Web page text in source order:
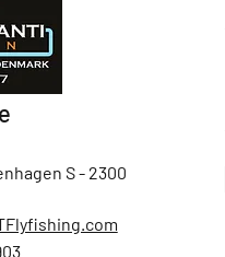
S - 2300